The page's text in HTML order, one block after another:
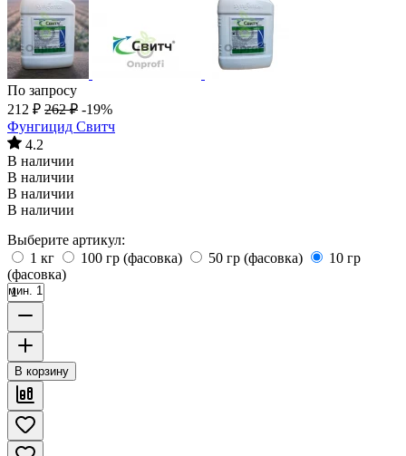
По запросу
212 ₽ 262 ₽ -19%
Фунгицид Свитч
4.2
В наличии
В наличии
В наличии
В наличии
Выберите артикул:
1 кг
100 гр (фасовка) 50 гр (фасовка)
10 гр
(фасовка)
мин. 1
В корзину